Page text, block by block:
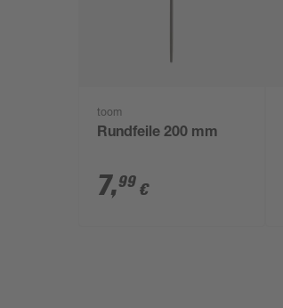
toom
Rundfeile 200 mm
7,99 €